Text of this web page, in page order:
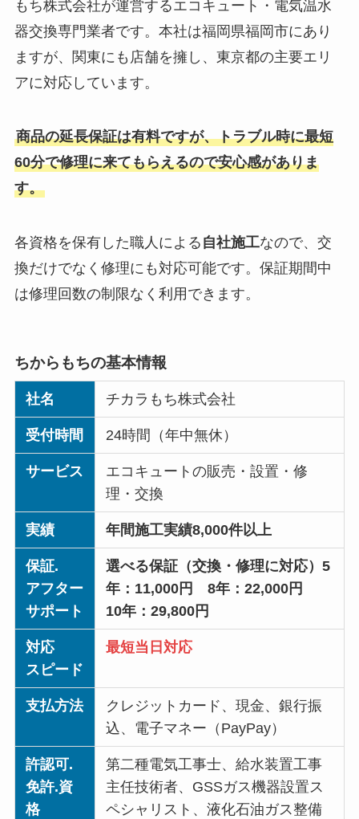
もち株式会社が運営するエコキュート・電気温水
器交換専門業者です。本社は福岡県福岡市にあり
ますが、関東にも店舗を擁し、東京都の主要エリ
アに対応しています。
商品の延長保証は有料ですが、トラブル時に最短
60分で修理に来てもらえるので安心感がありま
す。
各資格を保有した職人による 自社施工なので、交
換だけでなく修理にも対応可能です。保証期間中
は修理回数の制限なく利用できます。
ちからもちの基本情報
社名 チカラもち株式会社
受付時間 24時間（年中無休）
サービス
エコキュートの販売・設置・修
理・交換
実績 年間施工実績8,000件以上
保証.
アフター
サポート
選べる保証（交換・修理に対応）5
年：11,000円 8年：22,000円
10年：29,800円
対応
スピード
最短当日対応
支払方法
クレジットカード、現金、銀行振
込、電子マネー（PayPay）
許認可.
免許.資
格
第二種電気工事士、給水装置工事
主任技術者、GSSガス機器設置ス
ペシャリスト、液化石油ガス整備